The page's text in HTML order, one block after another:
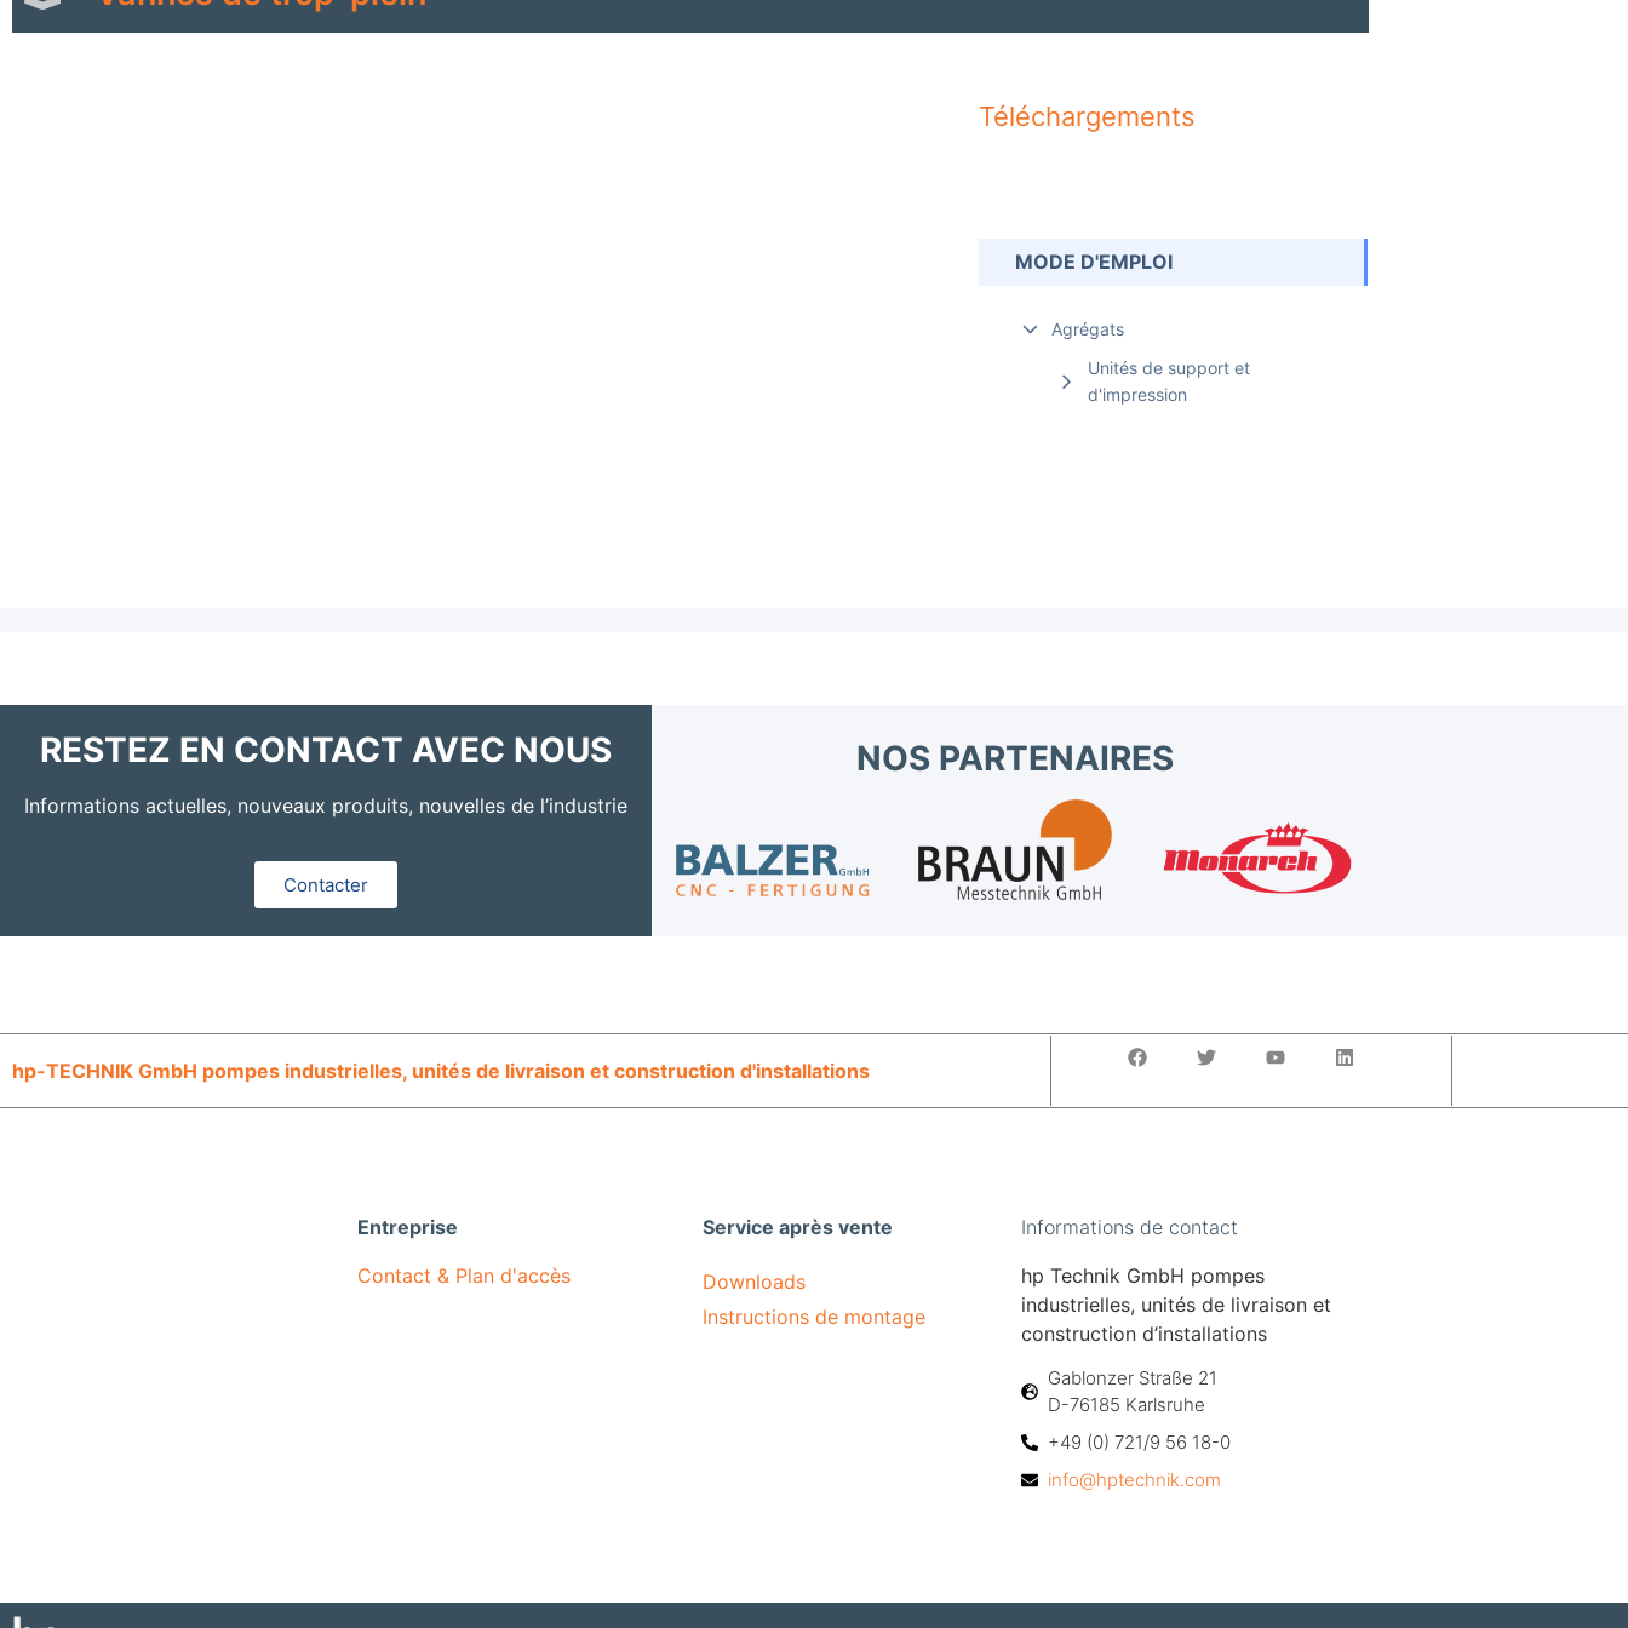
Téléchargements
MODE D'EMPLOI
Agrégats
Unités de support et
d'impression
RESTEZ EN CONTACT AVEC NOUS
Informations actuelles, nouveaux produits, nouvelles de l’industrie
Contacter
NOS PARTENAIRES
hp-TECHNIK GmbH pompes industrielles, unités de livraison et construction d'installations
Entreprise
Contact & Plan d'accès
Service après vente
Downloads
Instructions de montage
Informations de contact
hp Technik GmbH pompes
industrielles, unités de livraison et
construction d’installations
Gablonzer Straße 21
D-76185 Karlsruhe
+49 (0) 721/9 56 18-0
info@hptechnik.com